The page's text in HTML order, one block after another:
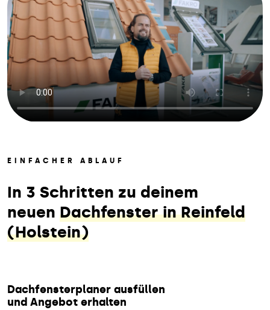
EINFACHER ABLAUF
In 3 Schritten zu deinem
neuen Dachfenster in Reinfeld
(Holstein)
Dachfensterplaner ausfüllen
und Angebot erhalten